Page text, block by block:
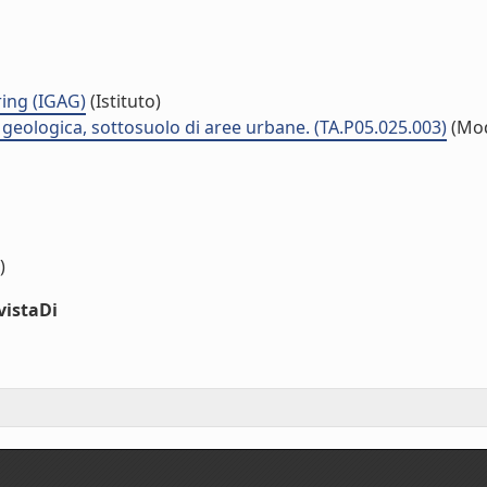
(IGAG)(Istituto)
sottosuolo di aree urbane. (TA.P05.025.003)